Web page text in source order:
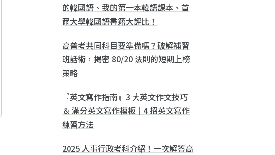
的韓國語、我的第一本韓語課本、首
爾大學韓國語書籍大評比！
高普考共同科目要準備嗎？破解補習
班話術，揭密 80/20 法則的短期上榜
策略
『英文寫作指南』3 大英文作文技巧
＆ 滿分英文寫作模板｜4 招英文寫作
練習方法
2025 人事行政考科介紹！一次解答高